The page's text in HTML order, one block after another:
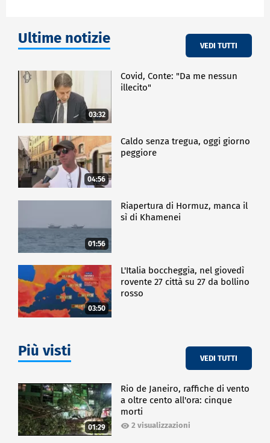
Ultime notizie VEDI TUTTI
03:32
Covid, Conte: "Da me nessun
illecito"
04:56
Caldo senza tregua, oggi giorno
peggiore
01:56
Riapertura di Hormuz, manca il
sì di Khamenei
03:50
L'Italia boccheggia, nel giovedì
rovente 27 città su 27 da bollino
rosso
Più visti VEDI TUTTI
01:29
Rio de Janeiro, raffiche di vento
a oltre cento all'ora: cinque
morti
2 visualizzazioni